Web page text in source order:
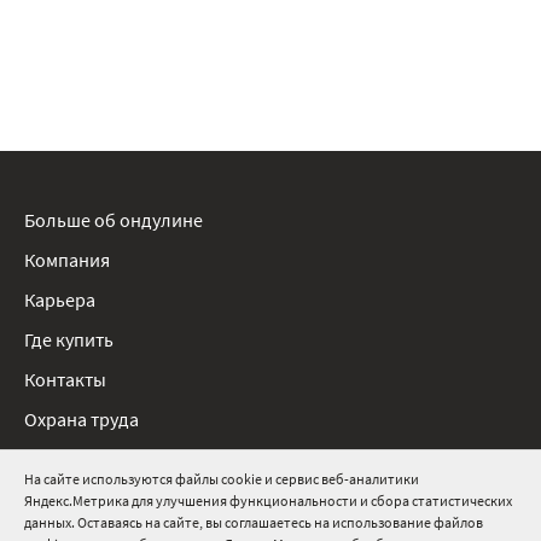
На сайте используются файлы cookie и сервис веб-аналитики
Яндекс.Метрика для улучшения функциональности и сбора статистических
данных. Оставаясь на сайте, вы соглашаетесь на использование файлов
8 800 511 91 82
Больше об ондулине
Компания
Карьера
Где купить
Контакты
Охрана труда